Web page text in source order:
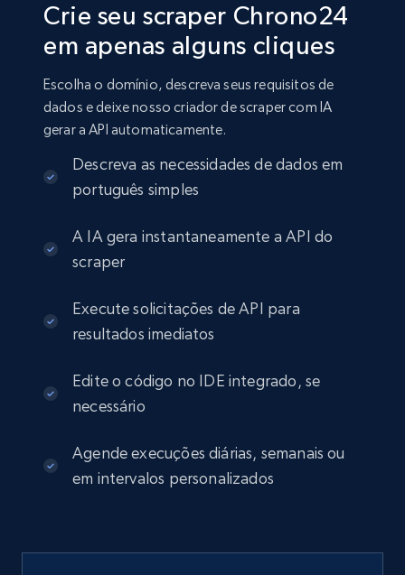
Crie seu scraper Chrono24
em apenas alguns cliques
Escolha o domínio, descreva seus requisitos de
dados e deixe nosso criador de scraper com IA
gerar a API automaticamente.
Descreva as necessidades de dados em
português simples
A IA gera instantaneamente a API do
scraper
Execute solicitações de API para
resultados imediatos
Edite o código no IDE integrado, se
necessário
Agende execuções diárias, semanais ou
em intervalos personalizados